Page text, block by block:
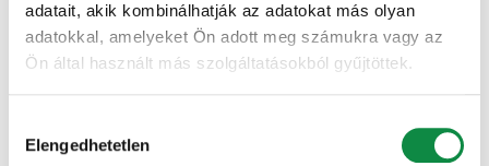
adatait, akik kombinálhatják az adatokat más olyan
adatokkal, amelyeket Ön adott meg számukra vagy az
Ön által használt más szolgáltatásokból gyűjtöttek.
kiválasztása
Elengedhetetlen